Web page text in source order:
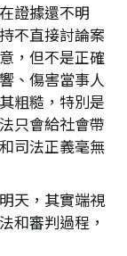
證據還不明
不直接討論案
，但不是正確
、傷害當事人
粗糙，特別是
只會給社會帶
司法正義毫無
天，其實端視
和審判過程，